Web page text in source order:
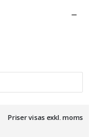
Priser visas exkl. moms